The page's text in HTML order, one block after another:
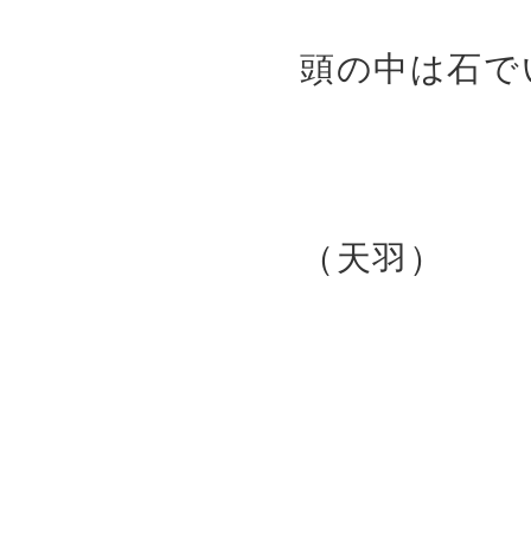
頭の中は石
（天羽）